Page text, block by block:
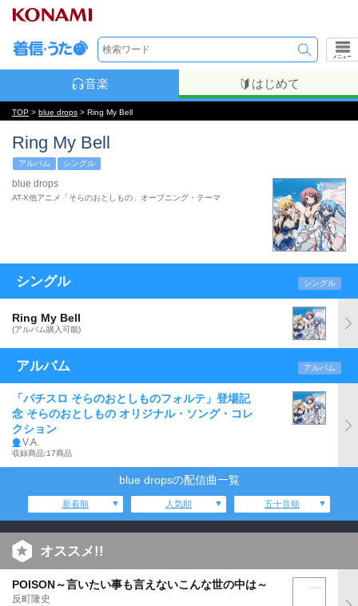
メニュー
音楽 はじめて
TOP > blue drops > Ring My Bell
Ring My Bell
アルバム シングル
blue drops
AT-X他アニメ「そらのおとしもの」オープニング・テーマ
シングル シングル
Ring My Bell
(アルバム購入可能)
アルバム アルバム
「パチスロ そらのおとしものフォルテ」登場記
念 そらのおとしもの オリジナル・ソング・コレ
クション
V.A.
収録商品:17商品
blue dropsの配信曲一覧
新着順 人気順 五十音順
オススメ!!
POISON～言いたい事も言えないこんな世の中は～
反町隆史